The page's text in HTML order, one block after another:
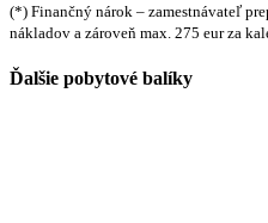
(*) Finančný nárok – zamestnávateľ
nákladov a zároveň max. 275 eur za
Ďalšie pobytové balíky